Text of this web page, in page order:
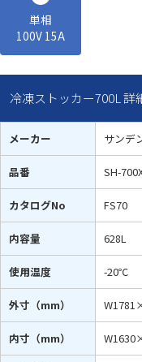
単相
100V 15A
冷凍ストッカー700L 詳
メーカー サンデ
品番 SH-
カタログNo FS70
内容量 628L
使用温度 -20℃
外寸（mm）
内寸（mm）